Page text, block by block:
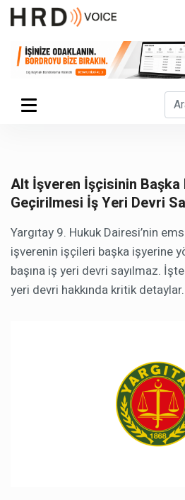
Alt İşveren İşçisinin Başka
Geçirilmesi İş Yeri Devri
Yargıtay 9. Hukuk Dairesi’nin
işverenin işçileri başka işyerine
başına iş yeri devri sayılmaz.
yeri devri hakkında kritik detaylar.